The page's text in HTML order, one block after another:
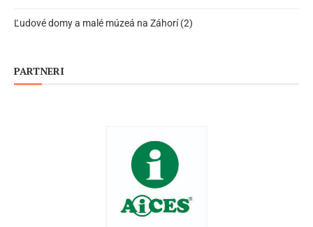
Ľudové domy a malé múzeá na Záhorí (2)
PARTNERI